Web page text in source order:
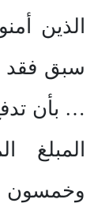
الذين
سبق فقد
… بأن
المبلغ
وخمسون